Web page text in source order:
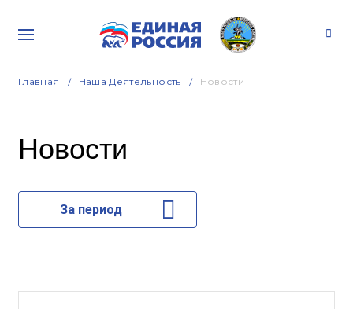
Главная Наша Деятельность Новости
Новости
За период